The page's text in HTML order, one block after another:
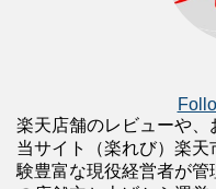
楽天店舗のレビューや、
当サイト（楽れび）楽
験豊富な現役経営者が